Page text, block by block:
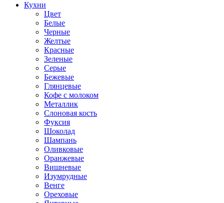
Кухни
Цвет
Белые
Черные
Желтые
Красные
Зеленые
Серые
Бежевые
Глянцевые
Кофе с молоком
Металлик
Слоновая кость
Фуксия
Шоколад
Шампань
Оливковые
Оранжевые
Вишневые
Изумрудные
Венге
Ореховые